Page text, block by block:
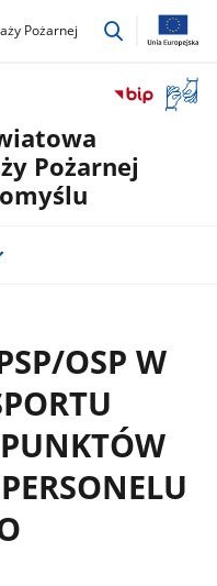
Pożarnej
przejdź
okno
Pożarnej
OSP W